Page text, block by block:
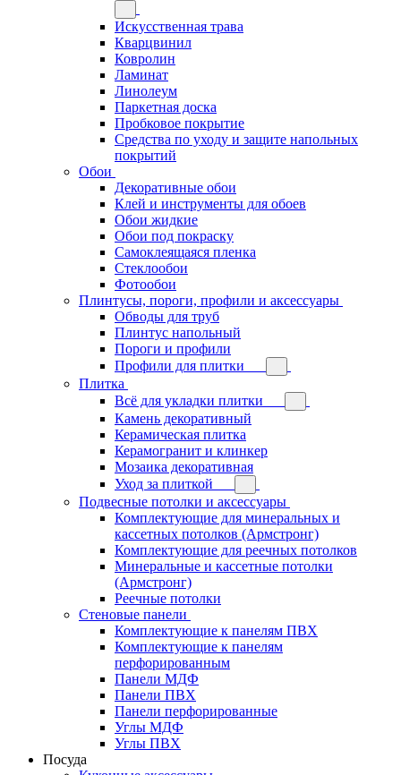
Искусственная трава
Кварцвинил
Ковролин
Ламинат
Линолеум
Паркетная доска
Пробковое покрытие
Средства по уходу и защите напольных
покрытий
Обои
Декоративные обои
Клей и инструменты для обоев
Обои жидкие
Обои под покраску
Самоклеящаяся пленка
Стеклообои
Фотообои
Плинтусы, пороги, профили и аксессуары
Обводы для труб
Плинтус напольный
Пороги и профили
Профили для плитки
Плитка
Всё для укладки плитки
Камень декоративный
Керамическая плитка
Керамогранит и клинкер
Мозаика декоративная
Уход за плиткой
Подвесные потолки и аксессуары
Комплектующие для минеральных и
кассетных потолков (Армстронг)
Комплектующие для реечных потолков
Минеральные и кассетные потолки
(Армстронг)
Реечные потолки
Стеновые панели
Комплектующие к панелям ПВХ
Комплектующие к панелям
перфорированным
Панели МДФ
Панели ПВХ
Панели перфорированные
Углы МДФ
Углы ПВХ
Посуда